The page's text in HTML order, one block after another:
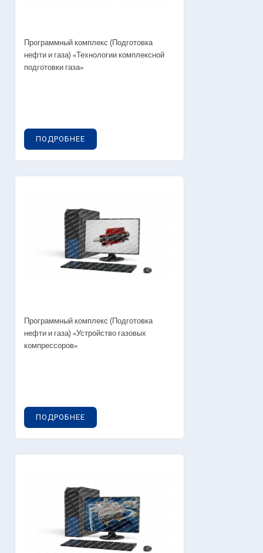
Программный комплекс (Подготовка
нефти и газа) «Технологии комплексной
подготовки газа»
ПОДРОБНЕЕ
Программный комплекс (Подготовка
нефти и газа) «Устройство газовых
компрессоров»
ПОДРОБНЕЕ